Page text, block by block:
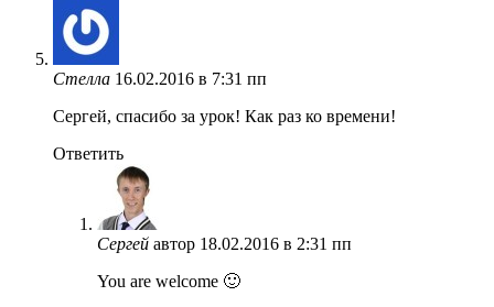
Стелла 16.02.2016 в 7:31 пп
Сергей, спасибо за урок! Как раз ко времени!
Ответить
Сергей автор 18.02.2016 в 2:31 пп
You are welcome 🙂